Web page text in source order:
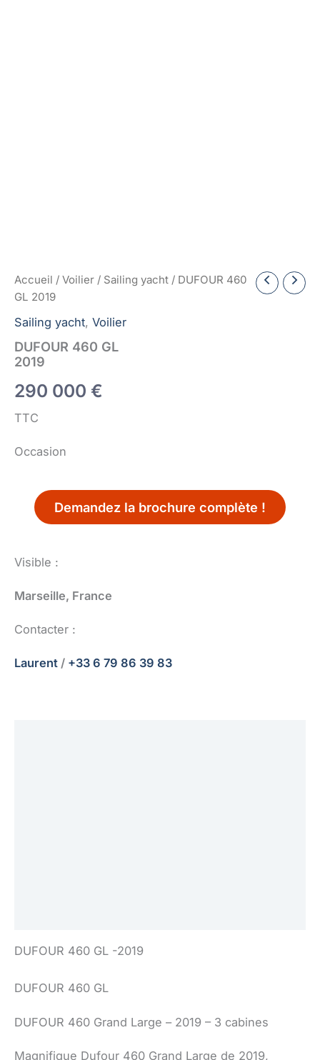
Accueil / Voilier / Sailing yacht / DUFOUR 460
GL 2019
Sailing yacht, Voilier
DUFOUR 460 GL
2019
290 000 €
TTC
Occasion
Demandez la brochure complète !
Visible :
Marseille, France
Contacter :
Laurent / +33 6 79 86 39 83
DUFOUR 460 GL -2019
DUFOUR 460 GL
DUFOUR 460 Grand Large – 2019 – 3 cabines
Magnifique Dufour 460 Grand Large de 2019,